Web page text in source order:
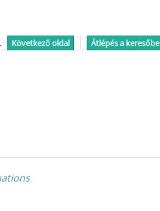
Következő oldal Átlépés a keresőbe